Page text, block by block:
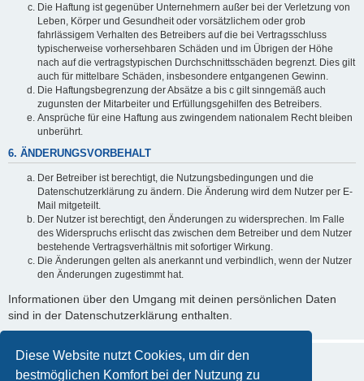
Diese Website nutzt Cookies, um dir den
bestmöglichen Komfort bei der Nutzung zu
Die Haftung ist gegenüber Unternehmern außer bei der Verletzung von
Leben, Körper und Gesundheit oder vorsätzlichem oder grob
fahrlässigem Verhalten des Betreibers auf die bei Vertragsschluss
typischerweise vorhersehbaren Schäden und im Übrigen der Höhe
nach auf die vertragstypischen Durchschnittsschäden begrenzt. Dies gilt
auch für mittelbare Schäden, insbesondere entgangenen Gewinn.
Die Haftungsbegrenzung der Absätze a bis c gilt sinngemäß auch
zugunsten der Mitarbeiter und Erfüllungsgehilfen des Betreibers.
Ansprüche für eine Haftung aus zwingendem nationalem Recht bleiben
unberührt.
6. ÄNDERUNGSVORBEHALT
Der Betreiber ist berechtigt, die Nutzungsbedingungen und die
Datenschutzerklärung zu ändern. Die Änderung wird dem Nutzer per E-
Mail mitgeteilt.
Der Nutzer ist berechtigt, den Änderungen zu widersprechen. Im Falle
des Widerspruchs erlischt das zwischen dem Betreiber und dem Nutzer
bestehende Vertragsverhältnis mit sofortiger Wirkung.
Die Änderungen gelten als anerkannt und verbindlich, wenn der Nutzer
den Änderungen zugestimmt hat.
Informationen über den Umgang mit deinen persönlichen Daten
sind in der Datenschutzerklärung enthalten.